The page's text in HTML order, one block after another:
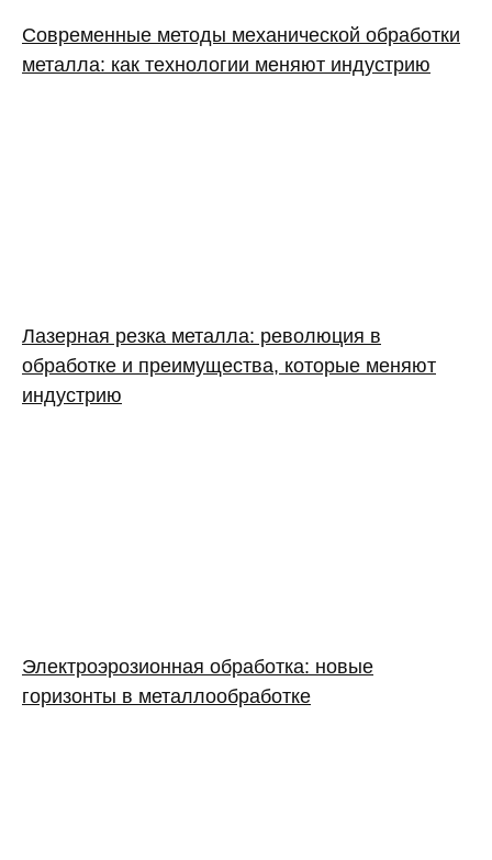
Современные методы механической обработки
металла: как технологии меняют индустрию
Лазерная резка металла: революция в
обработке и преимущества, которые меняют
индустрию
Электроэрозионная обработка: новые
горизонты в металлообработке